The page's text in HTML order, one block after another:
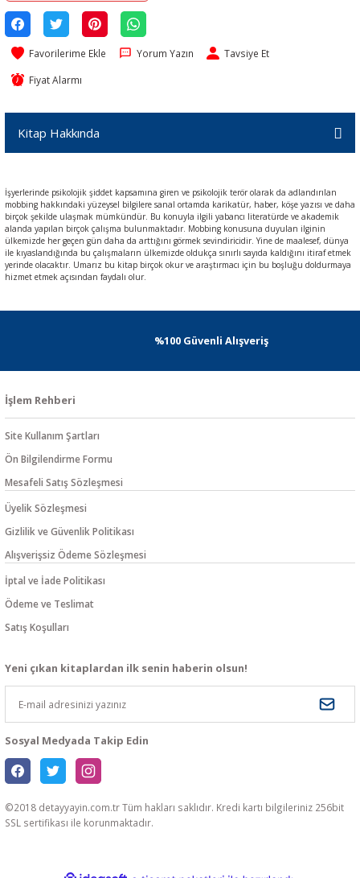
Yorum Yazın Tavsiye Et
Fiyat Alarmı
Kitap Hakkında
İşyerlerinde psikolojik şiddet kapsamına giren ve psikolojik terör olarak da adlandırılan
mobbing hakkındaki yüzeysel bilgilere sanal ortamda karikatür, haber, köşe yazısı ve daha
birçok şekilde ulaşmak mümkündür. Bu konuyla ilgili yabancı literatürde ve akademik
alanda yapılan birçok çalışma bulunmaktadır. Mobbing konusuna duyulan ilginin
ülkemizde her geçen gün daha da arttığını görmek sevindiricidir. Yine de maalesef, dünya
ile kıyaslandığında bu çalışmaların ülkemizde oldukça sınırlı sayıda kaldığını itiraf etmek
yerinde olacaktır. Umarız bu kitap birçok okur ve araştırmacı için bu boşluğu doldurmaya
hizmet etmek açısından faydalı olur.
%100 Güvenli Alışveriş
İşlem Rehberi
Site Kullanım Şartları
Ön Bilgilendirme Formu
Mesafeli Satış Sözleşmesi
Üyelik Sözleşmesi
Gizlilik ve Güvenlik Politikası
Alışverişsiz Ödeme Sözleşmesi
İptal ve İade Politikası
Ödeme ve Teslimat
Satış Koşulları
Yeni çıkan kitaplardan ilk senin haberin olsun!
Sosyal Medyada Takip Edin
©2018 detayyayin.com.tr Tüm hakları saklıdır. Kredi kartı bilgileriniz 256bit
SSL sertifikası ile korunmaktadır.